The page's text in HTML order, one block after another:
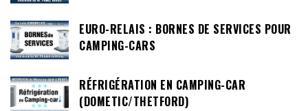
EURO-RELAIS : BORNES DE SERVICES POUR
CAMPING-CARS
RÉFRIGÉRATION EN CAMPING-CAR
(DOMETIC/THETFORD)